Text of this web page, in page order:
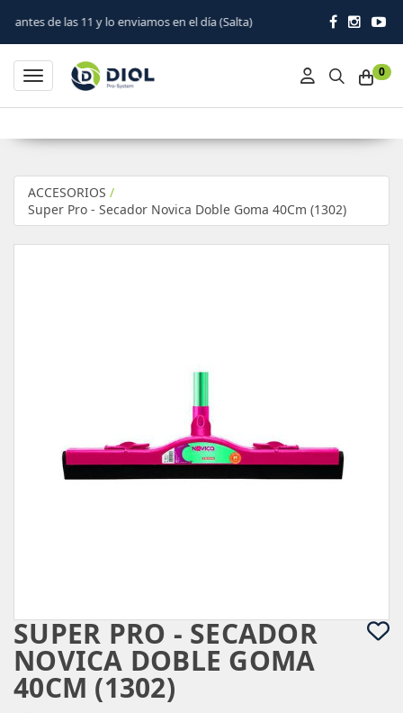
y lo enviamos en el día (Salta)
0
Toggle navigation
ACCESORIOS /
Super Pro - Secador Novica Doble Goma 40Cm (1302)
SUPER PRO - SECADOR
NOVICA DOBLE GOMA
40CM (1302)